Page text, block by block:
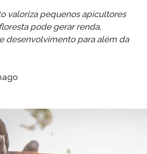
Klabin
valoriza pequenos apicultores
pode gerar renda,
desenvolvimento para além da